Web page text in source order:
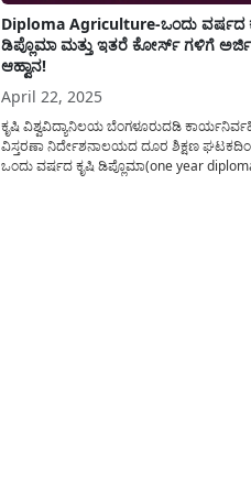
Diploma Agriculture-ಒಂದು ವರ್ಷದ
ಡಿಪ್ಲೊಮಾ ಮತ್ತು ಇತರೆ ಕೋರ್ಸ್ ಗಳಿಗೆ ಅರ್ಜಿ
ಆಹ್ವಾನ!
April 22, 2025
ಕೃಷಿ ವಿಶ್ವವಿದ್ಯಾನಿಲಯ ಬೆಂಗಳೂರುದಡಿ
ವಿಸ್ತರಣಾ ನಿರ್ದೇಶನಾಲಯದ ದೂರ ಶಿಕ್ಷಣ
ಒಂದು ವರ್ಷದ ಕೃಷಿ ಡಿಪ್ಲೊಮಾ(one year